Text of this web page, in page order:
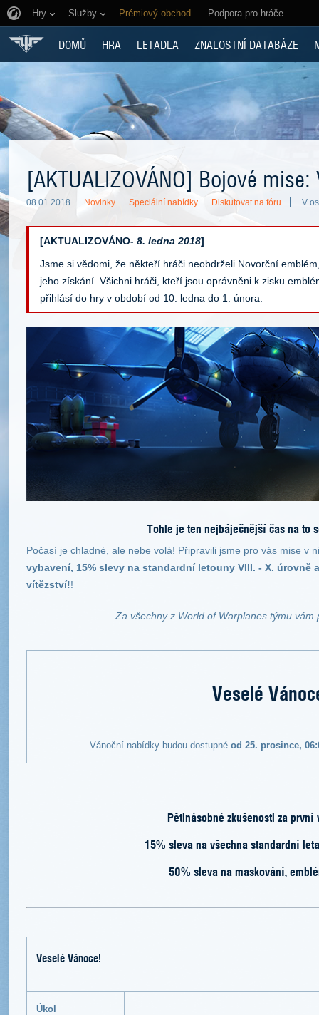
Hry Služby Prémiový obchod Podpora pro hráče
DOMŮ HRA LETADLA ZNALOSTNÍ DATABÁZE
[AKTUALIZOVÁNO] Bojové
08.01.2018 Novinky Speciální nabídky Diskutovat na fóru V
[AKTUALIZOVÁNO- 8. ledna 2018]
Jsme si vědomi, že někteří hráči neobdrželi Novorční
jeho získání. Všichni hráči, kteří jsou oprávněni k zisku
přihlásí do hry v období od 10. ledna do 1. února.
Tohle je ten nejbáječnější čas na to
Počasí je chladné, ale nebe volá! Připravili jsme pro vás mise v
vybavení, 15% slevy na standardní letouny VIII. - X. úrovně
vítězství!!
Za všechny z World of Warplanes týmu vám
Veselé
Vánoční nabídky budou dostupné od 25. prosince,
Pětinásobné zkušenosti za první
15% sleva na všechna standardní
50% sleva na maskování,
Veselé Vánoce!
Úkol